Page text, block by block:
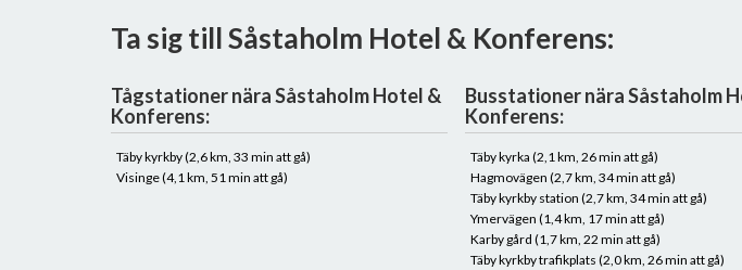
Ta sig till Såstaholm Hotel & Konferens:
Tågstationer nära Såstaholm Hotel &
Konferens:
Täby kyrkby (2,6 km, 33 min att gå)
Visinge (4,1 km, 51 min att gå)
Busstationer nära Såstaholm
Konferens:
Täby kyrka (2,1 km, 26 min att gå)
Hagmovägen (2,7 km, 34 min att gå)
Täby kyrkby station (2,7 km, 34 min att gå)
Ymervägen (1,4 km, 17 min att gå)
Karby gård (1,7 km, 22 min att gå)
Täby kyrkby trafikplats (2,0 km, 26 min att gå)